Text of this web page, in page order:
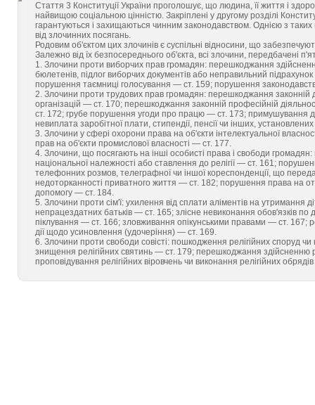
Стаття 3 Конституції України проголошує, що людина, її життя і
найвищою соціальною цінністю. Закріплені у другому розділі
гарантуються і захищаються чинним законодавством. Однією з таких
від злочинних посягань.
Родовим об'єктом цих злочинів є суспільні відносини, що
Залежно від їх безпосереднього об'єкта, всі злочини, передбачені
1. Злочини проти виборчих прав громадян: перешкоджання
бюлетенів, підлог виборчих документів або неправильний
порушення таємниці голосування — ст. 159; порушення
2. Злочини проти трудових прав громадян: перешкоджання законній
організацій — ст. 170; перешкоджання законній професійній
ст. 172; грубе порушення угоди про працю — ст. 173; примушування
невиплата заробітної плати, стипендії, пенсії чи інших,
3. Злочини у сфері охорони права на об'єкти інтелектуальної
прав на об'єкти промислової власності — ст. 177.
4. Злочини, що посягають на інші особисті права і свободи
національної належності або ставлення до релігії — ст. 161;
телефонних розмов, телеграфної чи іншої кореспонденції, що
недоторканності приватного життя — ст. 182; порушення права на
допомогу — ст. 184.
5. Злочини проти сім'ї: ухилення від сплати аліментів на утримання
непрацездатних батьків — ст. 165; злісне невиконання обов'язків
піклування — ст. 166; зловживання опікунськими правами — ст. 167;
дії щодо усиновлення (удочеріння) — ст. 169.
6. Злочини проти свободи совісті: пошкодження релігійних споруд
знищення релігійних святинь — ст. 179; перешкоджання
проповідування релігійних віровчень чи виконання релігійних